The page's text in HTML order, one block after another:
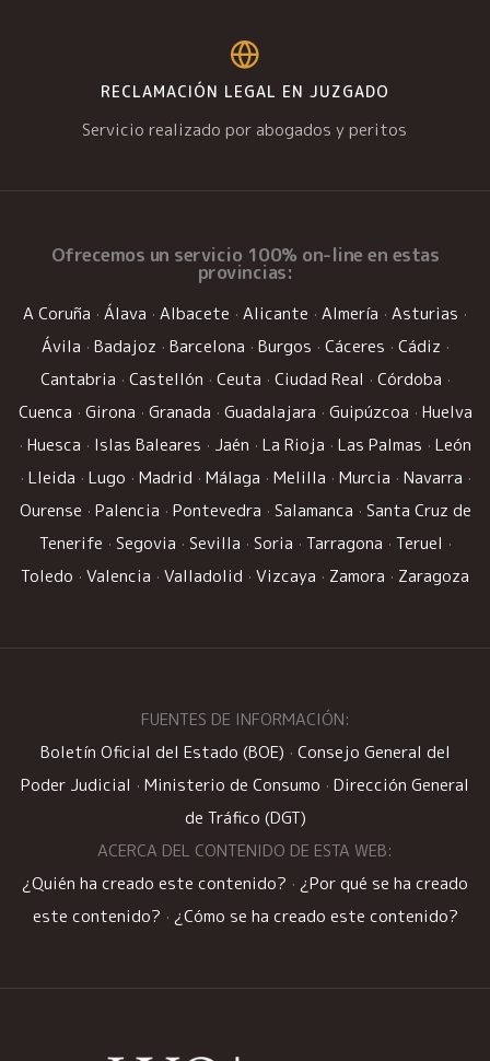
RECLAMACIÓN LEGAL EN JUZGADO
Servicio realizado por abogados y peritos
Ofrecemos un servicio 100% on-line en estas
provincias:
A Coruña · Álava · Albacete · Alicante · Almería · Asturias ·
Ávila · Badajoz · Barcelona · Burgos · Cáceres · Cádiz ·
Cantabria · Castellón · Ceuta · Ciudad Real · Córdoba ·
Cuenca · Girona · Granada · Guadalajara · Guipúzcoa · Huelva
· Huesca · Islas Baleares · Jaén · La Rioja · Las Palmas · León
· Lleida · Lugo · Madrid · Málaga · Melilla · Murcia · Navarra ·
Ourense · Palencia · Pontevedra · Salamanca · Santa Cruz de
Tenerife · Segovia · Sevilla · Soria · Tarragona · Teruel ·
Toledo · Valencia · Valladolid · Vizcaya · Zamora · Zaragoza
FUENTES DE INFORMACIÓN:
Boletín Oficial del Estado (BOE) · Consejo General del
Poder Judicial · Ministerio de Consumo · Dirección General
de Tráfico (DGT)
ACERCA DEL CONTENIDO DE ESTA WEB:
¿Quién ha creado este contenido? · ¿Por qué se ha creado
este contenido? · ¿Cómo se ha creado este contenido?